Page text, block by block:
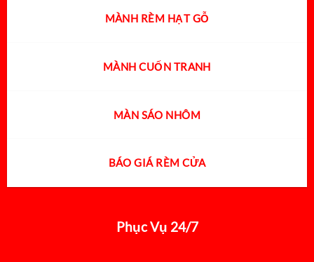
MÀNH RÈM HẠT GỖ
MÀNH CUỐN TRANH
MÀN SÁO NHÔM
BÁO GIÁ RÈM CỬA
Phục Vụ 24/7